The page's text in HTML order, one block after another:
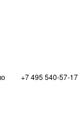
+7 495 540-57-17